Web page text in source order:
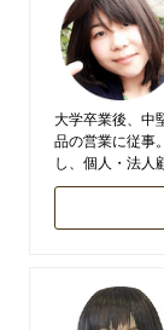
大学卒業後、中
品の営業に従事
し、個人・法人顧